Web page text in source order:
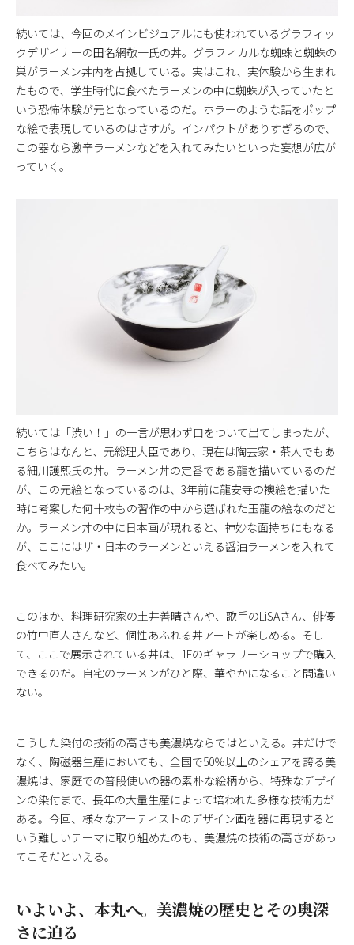
続いては、今回のメインビジュアルにも使われているグラフィッ
クデザイナーの田名網敬一氏の丼。グラフィカルな蜘蛛と蜘蛛の
巣がラーメン丼内を占拠している。実はこれ、実体験から生まれ
たもので、学生時代に食べたラーメンの中に蜘蛛が入っていたと
いう恐怖体験が元となっているのだ。ホラーのような話をポップ
な絵で表現しているのはさすが。インパクトがありすぎるので、
この器なら激辛ラーメンなどを入れてみたいといった妄想が広が
っていく。
続いては「渋い！」の一言が思わず口をついて出てしまったが、
こちらはなんと、元総理大臣であり、現在は陶芸家・茶人でもあ
る細川護熙氏の丼。ラーメン丼の定番である龍を描いているのだ
が、この元絵となっているのは、3年前に龍安寺の襖絵を描いた
時に考案した何十枚もの習作の中から選ばれた玉龍の絵なのだと
か。ラーメン丼の中に日本画が現れると、神妙な面持ちにもなる
が、ここにはザ・日本のラーメンといえる醤油ラーメンを入れて
食べてみたい。
このほか、料理研究家の土井善晴さんや、歌手のLiSAさん、俳優
の竹中直人さんなど、個性あふれる丼アートが楽しめる。そし
て、ここで展示されている丼は、1Fのギャラリーショップで購入
できるのだ。自宅のラーメンがひと際、華やかになること間違い
ない。
こうした染付の技術の高さも美濃焼ならではといえる。丼だけで
なく、陶磁器生産においても、全国で50％以上のシェアを誇る美
濃焼は、家庭での普段使いの器の素朴な絵柄から、特殊なデザイ
ンの染付まで、長年の大量生産によって培われた多様な技術力が
ある。今回、様々なアーティストのデザイン画を器に再現すると
いう難しいテーマに取り組めたのも、美濃焼の技術の高さがあっ
てこそだといえる。
いよいよ、本丸へ。美濃焼の歴史とその奥深
さに迫る